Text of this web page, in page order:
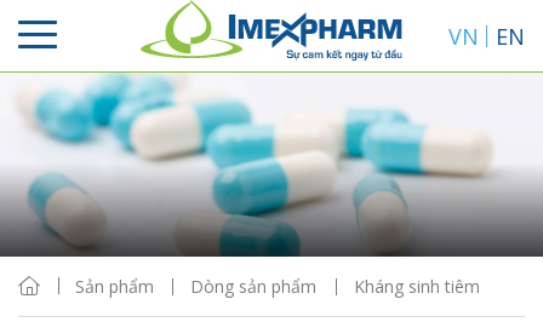
VN EN
Sản phẩm Dòng sản phẩm Kháng sinh tiêm
Sắp xếp
Hiển thị